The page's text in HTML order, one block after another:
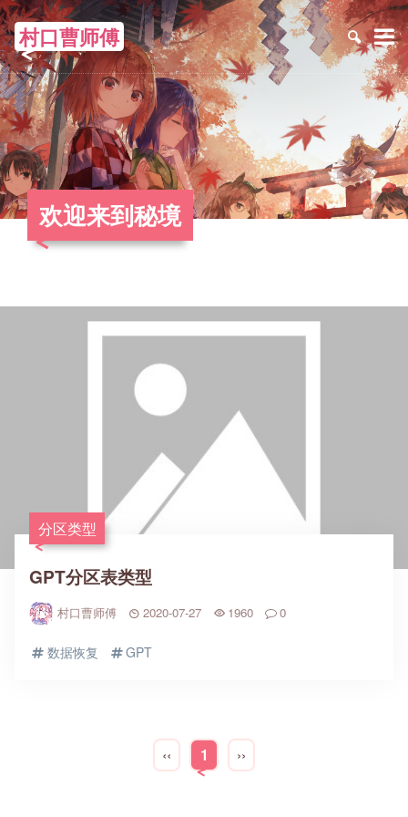
村口曹师傅 ≡
欢迎来到秘境
分区类型
GPT分区表类型
村口曹师傅 2020-07-27 1960 0
数据恢复 GPT
‹‹ 1 ››